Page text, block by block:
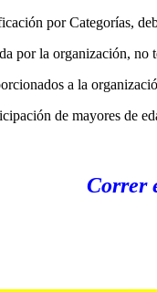
por Categorías,
por la organización, no
a la
de mayores de
Correr